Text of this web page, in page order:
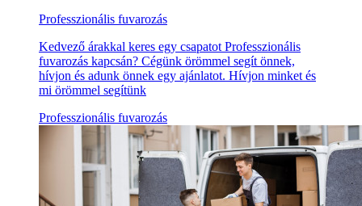
Professzionális fuvarozás
Kedvező árakkal keres egy csapatot Professzionális
fuvarozás kapcsán? Cégünk örömmel segít önnek,
hívjon és adunk önnek egy ajánlatot. Hívjon minket és
mi örömmel segítünk
Professzionális fuvarozás